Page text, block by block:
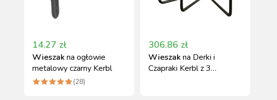
14.27 zł
Wieszakna ogłowie
metalowy czarny Kerbl
(28)
306.86 zł
Wieszakna Derki i
Czapraki Kerbl z 3